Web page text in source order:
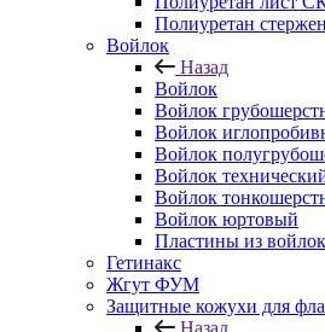
Полиуретан
Войлок
Назад
Войлок
Войлок
Войлок
Войлок
Войлок
Войлок
Войлок юртовый
Пластины из
Гетинакс
Жгут ФУМ
Защитные кожухи для